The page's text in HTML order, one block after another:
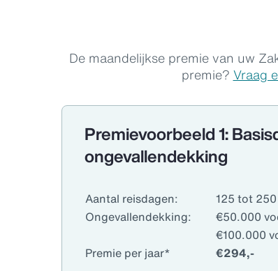
De maandelijkse premie van uw
premie? Vraag
Premievoorbeeld 1:
ongevallendekking
Aantal reisdagen:
125 tot 250
Ongevallendekking:
€50.000
€100.000
Premie per jaar*
€294,-